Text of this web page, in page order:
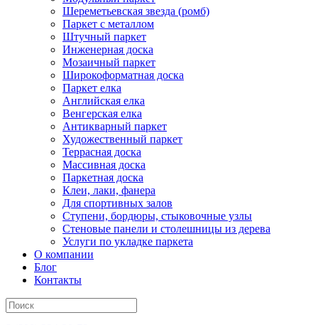
Шереметьевская звезда (ромб)
Паркет с металлом
Штучный паркет
Инженерная доска
Мозаичный паркет
Широкоформатная доска
Паркет елка
Английская елка
Венгерская елка
Антикварный паркет
Художественный паркет
Террасная доска
Массивная доска
Паркетная доска
Клеи, лаки, фанера
Для спортивных залов
Ступени, бордюры, стыковочные узлы
Стеновые панели и столешницы из дерева
Услуги по укладке паркета
О компании
Блог
Контакты